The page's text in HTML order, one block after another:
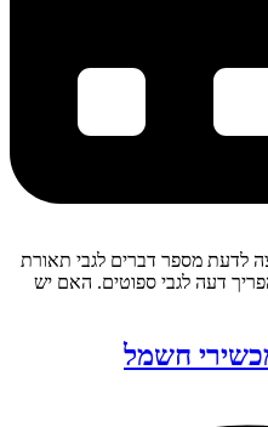
לדעת מספר דברים לגבי תאורת
דעה לגבי ספוטים. האם יש